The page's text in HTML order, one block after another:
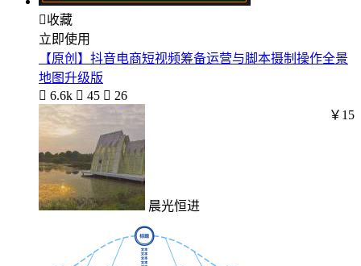
收藏
立即使用
【原创】抖音电商短视频筹备运营与脚本摄制操作全景
地图升级版
 6.6k  45  26
晨光恒进
￥15